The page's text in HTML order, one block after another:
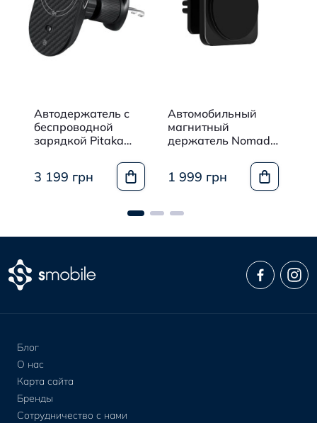
Автодержатель с
беспроводной
зарядкой Pitaka
3 199 грн
Автомобильный
магнитный
держатель Nomad
1 999 грн
Блог
О нас
Карта сайта
Бренды
Сотрудничество с нами